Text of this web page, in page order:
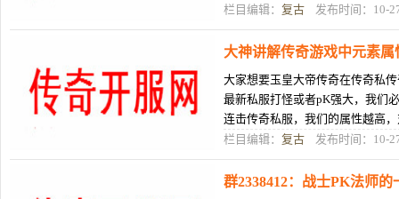
盟重新城级的传新开传奇sf发布奇
栏目编辑： 复古 发布时间：10-
大神讲解传奇游戏中元素属
大家想要玉皇大帝传奇在传奇私
最新私服打怪或者pK强大，我们
连击传奇私服，我们的属性越高
sf发布网每传奇185个玩家都在为
栏目编辑： 复古 发布时间：10-
群2338412：战士PK法师的